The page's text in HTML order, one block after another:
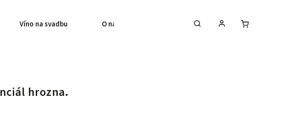
Víno na svadbu O nás Kontakt
hrozna.